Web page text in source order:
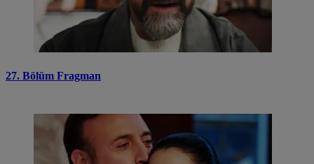
27. Bölüm Fragman